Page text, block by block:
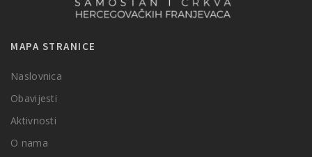
MAPA STRANICE
Naslovnica
Obavijesti
Aktivnosti
O nama